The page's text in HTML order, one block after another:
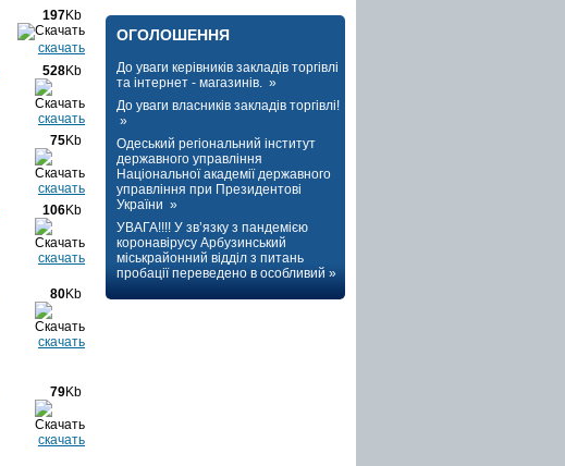
197Kb
скачать
528Kb
скачать
75Kb
скачать
106Kb
скачать
80Kb
скачать
79Kb
скачать
ОГОЛОШЕННЯ
До уваги керівників закладів торгівлі
та інтернет - магазинів. »
До уваги власників закладів торгівлі!
»
Одеський регіональний інститут
державного управління
Національної академії державного
управління при Президентові
України »
УВАГА!!!! У зв’язку з пандемією
коронавірусу Арбузинський
міськрайонний відділ з питань
пробації переведено в особливий »